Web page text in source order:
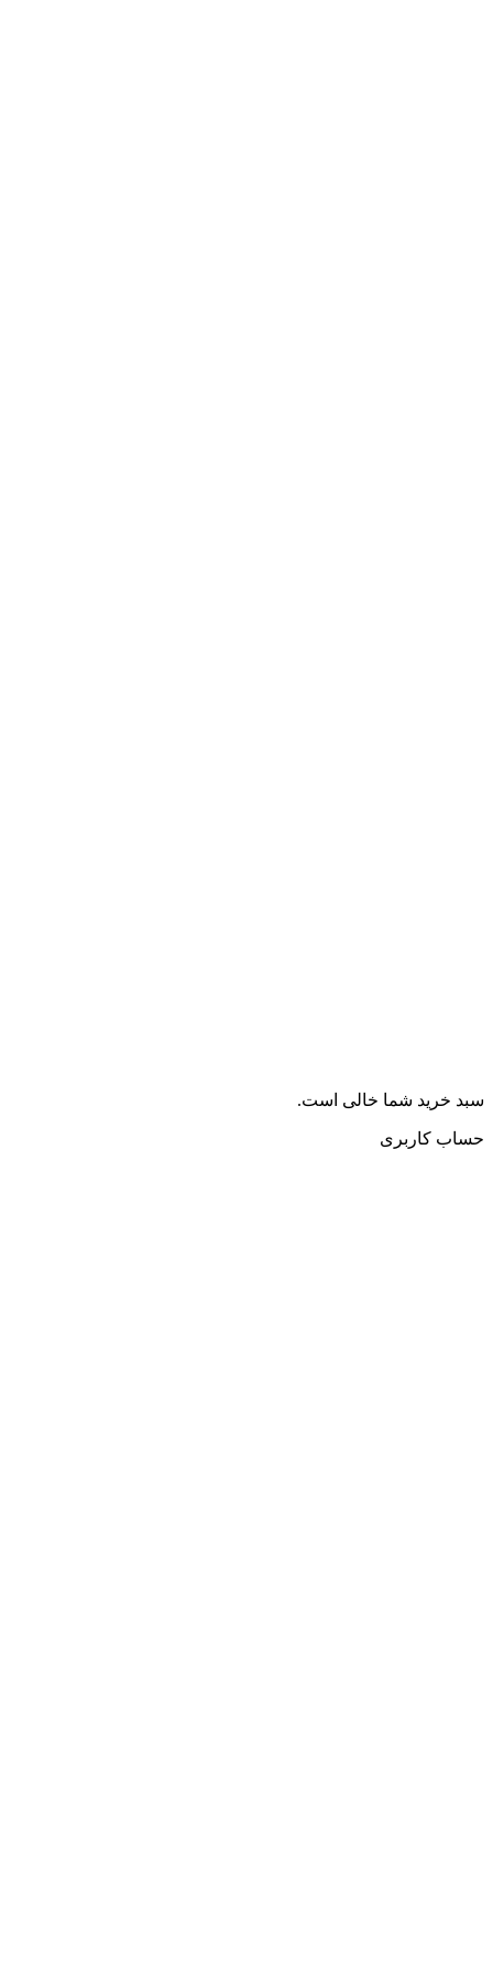
سبد خرید شما خالی است.
حساب کاربری